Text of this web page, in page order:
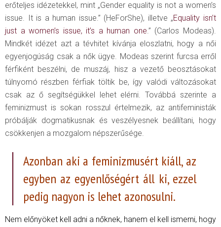
erőteljes idézetekkel, mint „Gender equality is not a women’s
issue. It is a human issue.” (HeForShe), illetve „Equality isn’t
just a women’s issue, it’s a human one.” (Carlos Modeas).
Mindkét idézet azt a tévhitet kívánja eloszlatni, hogy a női
egyenjogúság csak a nők ügye. Modeas szerint furcsa erről
férfiként beszélni, de muszáj, hisz a vezető beosztásokat
túlnyomó részben férfiak töltik be, így valódi változásokat
csak az ő segítségükkel lehet elérni. Továbbá szerinte a
feminizmust is sokan rosszul értelmezik, az antifeministák
próbálják dogmatikusnak és veszélyesnek beállítani, hogy
csökkenjen a mozgalom népszerűsége.
Azonban aki a feminizmusért kiáll, az
egyben az egyenlőségért áll ki, ezzel
pedig nagyon is lehet azonosulni.
Nem előnyöket kell adni a nőknek, hanem el kell ismerni, hogy